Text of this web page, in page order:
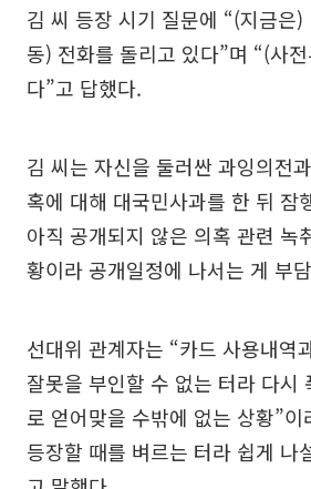
김 씨 등장 시기 질문에 “(지금은
동) 전화를 돌리고 있다”며 “(사
다”고 답했다.
김 씨는 자신을 둘러싼 과잉의전
혹에 대해 대국민사과를 한 뒤 잠
아직 공개되지 않은 의혹 관련 녹
황이라 공개일정에 나서는 게 부
선대위 관계자는 “카드 사용내역
잘못을 부인할 수 없는 터라 다시
로 얻어맞을 수밖에 없는 상황”이
등장할 때를 벼르는 터라 쉽게 나